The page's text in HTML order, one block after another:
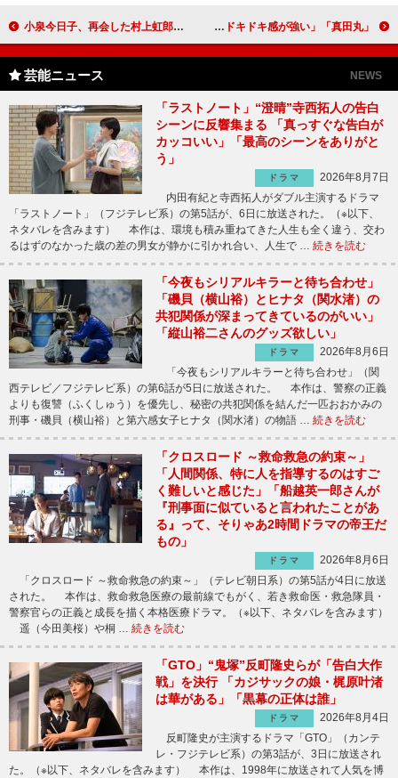
小泉今日子、再会した村上虹郎の成長に期待 愛の物語で共演し「ちょっとした奇跡のような」 「真田丸」堀田作兵衛役の藤本隆宏が大富豪に 「ワクワク感よりドキドキ感が強い」
芸能ニュース NEWS
「ラストノート」“澄晴”寺西拓人の告白
シーンに反響集まる 「真っすぐな告白が
カッコいい」「最高のシーンをありがと
う」
ドラマ
2026年8月7日
内田有紀と寺西拓人がダブル主演するドラマ
「ラストノート」（フジテレビ系）の第5話が、6日に放送された。（※以下、
ネタバレを含みます） 本作は、環境も積み重ねてきた人生も全く違う、交わ
るはずのなかった歳の差の男女が静かに引かれ合い、人生で … 続きを読む
「今夜もシリアルキラーと待ち合わせ」
「磯貝（横山裕）とヒナタ（関水渚）の
共犯関係が深まってきているのがいい」
「縦山裕二さんのグッズ欲しい」
ドラマ
2026年8月6日
「今夜もシリアルキラーと待ち合わせ」（関
西テレビ／フジテレビ系）の第6話が5日に放送された。 本作は、警察の正義
よりも復讐（ふくしゅう）を優先し、秘密の共犯関係を結んだ一匹おおかみの
刑事・磯貝（横山裕）と第六感女子ヒナタ（関水渚）の物語 … 続きを読む
「クロスロード ～救命救急の約束～」
「人間関係、特に人を指導するのはすご
く難しいと感じた」「船越英一郎さんが
『刑事面に似ていると言われたことがあ
る』って、そりゃあ2時間ドラマの帝王だ
もの」
ドラマ
2026年8月6日
「クロスロード ～救命救急の約束～」（テレビ朝日系）の第5話が4日に放送
された。 本作は、救命救急医療の最前線でもがく、若き救命医・救急隊員・
警察官らの正義と成長を描く本格医療ドラマ。（※以下、ネタバレを含みます）
遥（今田美桜）や桐 … 続きを読む
「GTO」“鬼塚”反町隆史らが「告白大作
戦」を決行 「カジサックの娘・梶原叶渚
は華がある」「黒幕の正体は誰」
ドラマ
2026年8月4日
反町隆史が主演するドラマ「GTO」（カンテ
レ・フジテレビ系）の第3話が、3日に放送され
た。（※以下、ネタバレを含みます） 本作は、1998年に放送されて人気を博